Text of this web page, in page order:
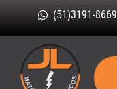
(51)3191-8669